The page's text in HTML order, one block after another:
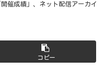
催成績」、ネット配信アーカイ
コピー